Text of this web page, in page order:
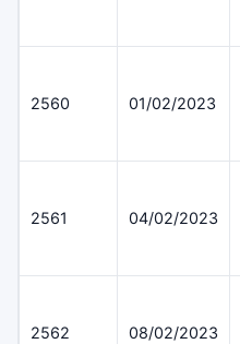
2560 01/02/2023
2561 04/02/2023
2562 08/02/2023